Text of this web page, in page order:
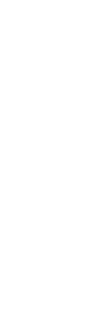
, versteckte sich
rauszuholen
Ferner gab die
kann. Flocky